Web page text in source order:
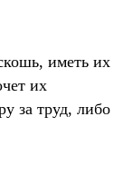
иметь их
их
за труд, либо